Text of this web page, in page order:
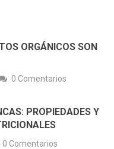
ORGÁNICOS SON
0 Comentarios
PROPIEDADES Y
0 Comentarios